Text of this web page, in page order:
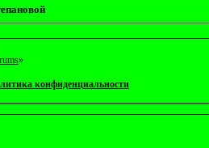
»
конфиденциальности